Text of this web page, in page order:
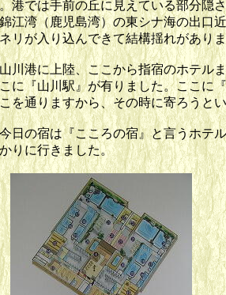
港では手前の丘に見えている部分隠
湾（鹿児島湾）の東シナ海の出口
リが入り込んできて結構揺れがあり
港に上陸、ここから指宿のホテル
に『山川駅』が有りました。ここに
を通りますから、その時に寄ろうと
の宿は『こころの宿』と言うホテ
りに行きました。